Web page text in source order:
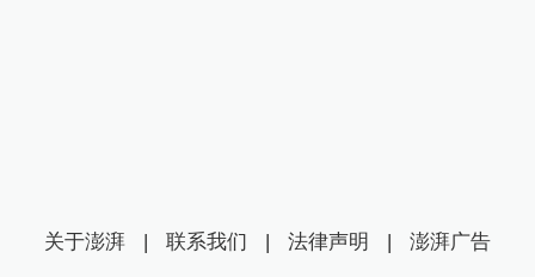
关于澎湃 | 联系我们 | 法律声明 | 澎湃广告